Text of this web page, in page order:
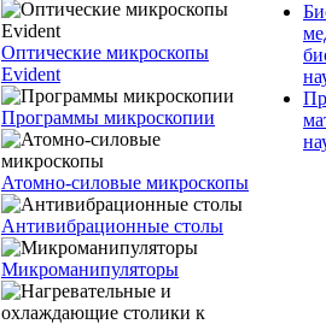
Оптические микроскопы
Evident
Программы микроскопии
Атомно-силовые микроскопы
Антивибрационные столы
Микроманипуляторы